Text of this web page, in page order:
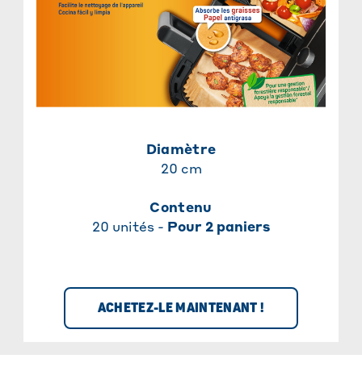
Diamètre
20 cm
Contenu
20 unités - Pour 2 paniers
ACHETEZ-LE MAINTENANT !